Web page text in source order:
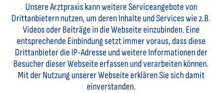
Unsere Arztpraxis kann weitere Serviceangebote von
Drittanbietern nutzen, um deren Inhalte und Services wie z.B.
Videos oder Beiträge in die Webseite einzubinden. Eine
entsprechende Einbindung setzt immer voraus, dass diese
Drittanbieter die IP-Adresse und weitere Informationen der
Besucher dieser Webseite erfassen und verarbeiten können.
Mit der Nutzung unserer Webseite erklären Sie sich damit
einverstanden.